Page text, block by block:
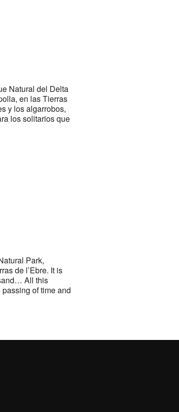
Natural del Delta
en las Tierras
y los algarrobos,
los solitarios que
Park,
de l’Ebre. It is
All this
of time and